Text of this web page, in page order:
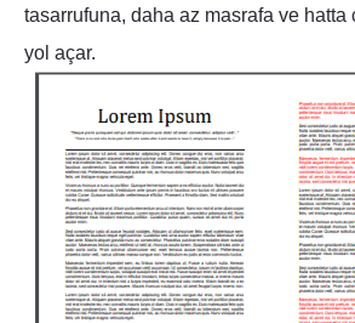
tasarrufuna, daha az masrafa ve
yol açar.